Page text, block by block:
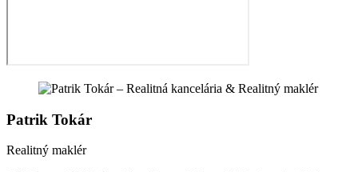
Patrik Tokár
Realitný maklér